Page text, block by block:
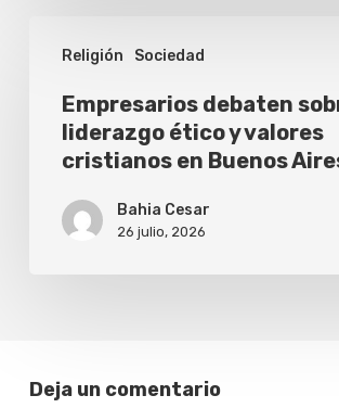
Religión Sociedad
debaten
sobre
liderazgo
ético
valores
cristianos
Aires
Empresarios debaten
liderazgo ético y valores
cristianos en Buenos
Bahia Cesar
26 julio, 2026
Deja un comentario